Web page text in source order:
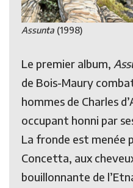
Assunta (1998)
Le premier album,
de Bois-Maury
hommes de Charles
occupant honni par
La fronde est menée
Concetta, aux
bouillonnante de